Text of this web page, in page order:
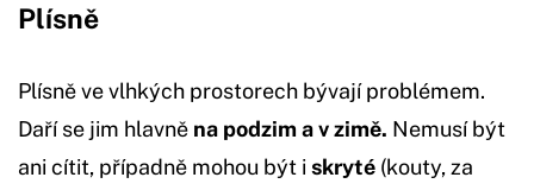
Plísně
Plísně ve vlhkých prostorech bývají problémem.
Daří se jim hlavně na podzim a v zimě. Nemusí být
ani cítit, případně mohou být i skryté (kouty, za